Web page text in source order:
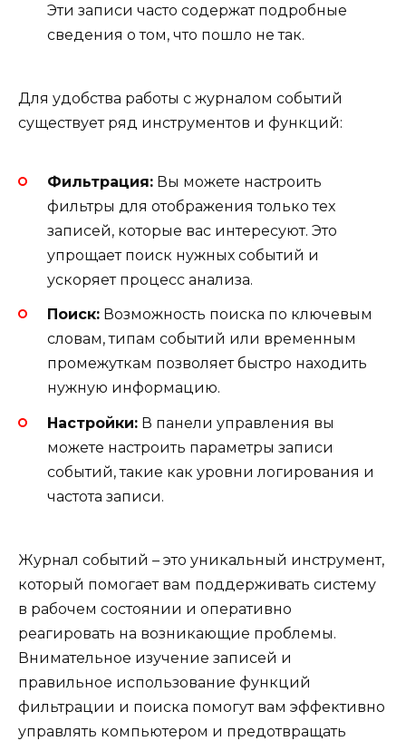
Эти записи часто содержат подробные
сведения о том, что пошло не так.
Для удобства работы с журналом событий
существует ряд инструментов и функций:
Фильтрация: Вы можете настроить
фильтры для отображения только тех
записей, которые вас интересуют. Это
упрощает поиск нужных событий и
ускоряет процесс анализа.
Поиск: Возможность поиска по ключевым
словам, типам событий или временным
промежуткам позволяет быстро находить
нужную информацию.
Настройки: В панели управления вы
можете настроить параметры записи
событий, такие как уровни логирования и
частота записи.
Журнал событий – это уникальный инструмент,
который помогает вам поддерживать систему
в рабочем состоянии и оперативно
реагировать на возникающие проблемы.
Внимательное изучение записей и
правильное использование функций
фильтрации и поиска помогут вам эффективно
управлять компьютером и предотвращать